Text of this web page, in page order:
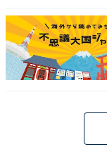
こちらもおすすめ
名